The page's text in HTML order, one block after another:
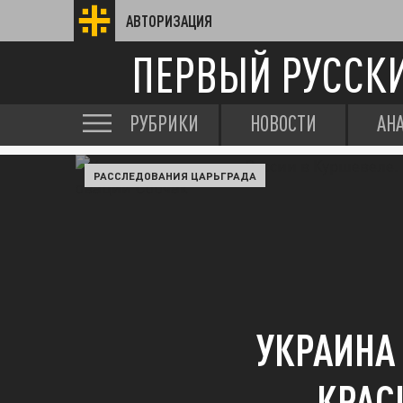
АВТОРИЗАЦИЯ
ПЕРВЫЙ
РУБРИКИ НОВОСТИ
РАССЛЕДОВАНИЯ ЦАРЬГРАДА